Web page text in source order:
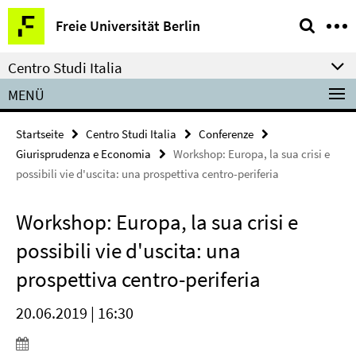
Springe
direkt
zu
Inhalt
Freie Universität Berlin
Service-
Navigation
Centro Studi Italia
MENÜ
Startseite Centro Studi Italia
Conferenze
Giurisprudenza e Economia
Workshop: Europa, la sua crisi e
possibili vie d'uscita: una prospettiva centro-periferia
Workshop: Europa, la sua crisi e
possibili vie d'uscita: una
prospettiva centro-periferia
20.06.2019 | 16:30